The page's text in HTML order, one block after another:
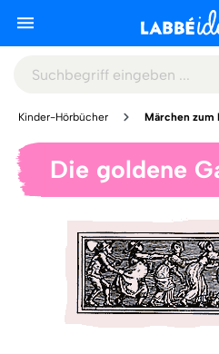
Kinder-Hörbücher Märchen zum
Die goldene